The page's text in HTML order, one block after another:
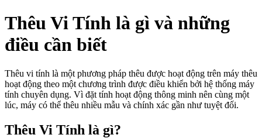
Thêu Vi Tính là gì và những
điều cần biết
Thêu vi tính là một phương pháp thêu được hoạt động trên máy thêu
hoạt động theo một chương trình được điều khiển bởi hệ thống máy
tính chuyên dụng. Vì đặt tính hoạt động thông minh nên cùng một
lúc, máy có thể thêu nhiều mẫu và chính xác gần như tuyệt đối.
Thêu Vi Tính là gì?